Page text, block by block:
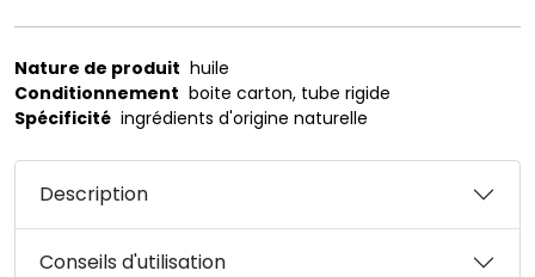
Nature de produit huile
Conditionnement boite carton, tube rigide
Spécificité ingrédients d'origine naturelle
Description
Conseils d'utilisation